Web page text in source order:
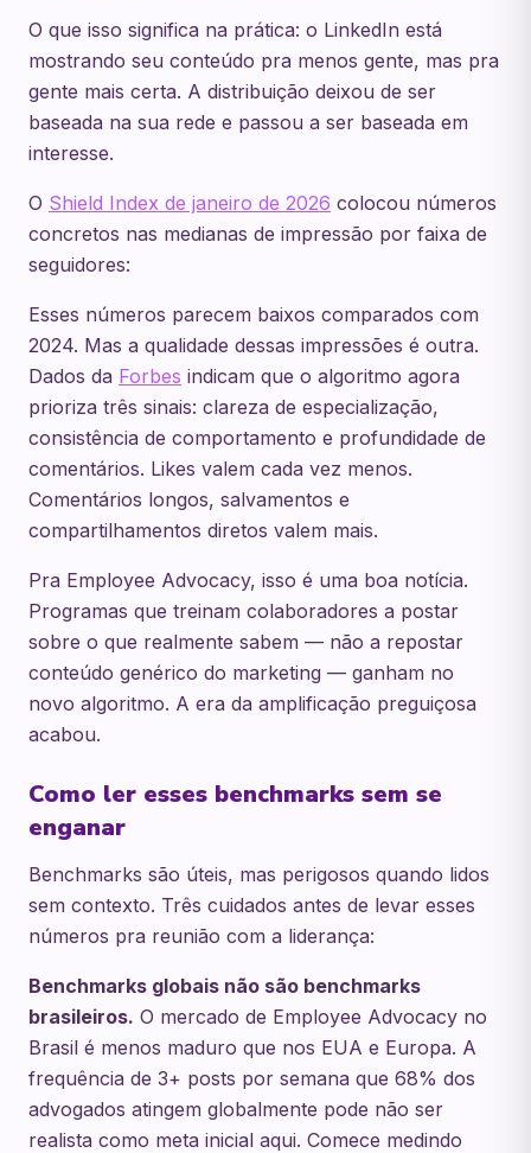
O que isso significa na prática: o LinkedIn está
mostrando seu conteúdo pra menos gente, mas pra
gente mais certa. A distribuição deixou de ser
baseada na sua rede e passou a ser baseada em
interesse.
O Shield Index de janeiro de 2026 colocou números
concretos nas medianas de impressão por faixa de
seguidores:
Esses números parecem baixos comparados com
2024. Mas a qualidade dessas impressões é outra.
Dados da Forbes indicam que o algoritmo agora
prioriza três sinais: clareza de especialização,
consistência de comportamento e profundidade de
comentários. Likes valem cada vez menos.
Comentários longos, salvamentos e
compartilhamentos diretos valem mais.
Pra Employee Advocacy, isso é uma boa notícia.
Programas que treinam colaboradores a postar
sobre o que realmente sabem — não a repostar
conteúdo genérico do marketing — ganham no
novo algoritmo. A era da amplificação preguiçosa
acabou.
Como ler esses benchmarks sem se
enganar
Benchmarks são úteis, mas perigosos quando lidos
sem contexto. Três cuidados antes de levar esses
números pra reunião com a liderança:
Benchmarks globais não são benchmarks
brasileiros. O mercado de Employee Advocacy no
Brasil é menos maduro que nos EUA e Europa. A
frequência de 3+ posts por semana que 68% dos
advogados atingem globalmente pode não ser
realista como meta inicial aqui. Comece medindo